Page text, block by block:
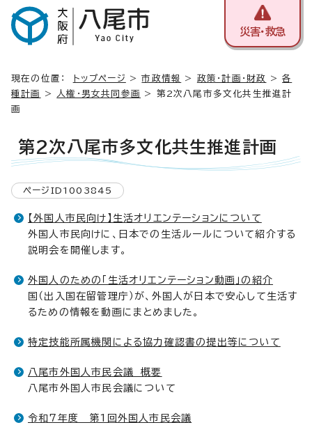
災害・救急
現在の位置： トップページ >市政情報 > 政策・計画・財政 >各
種計画
> 人権・男女共同参画
> 第2次八尾市多文化共生推進計
画
第2次八尾市多文化共生推進計画
ページID1003845
【外国人市民向け】生活オリエンテーションについて
外国人市民向けに、日本での生活ルールについて紹介する
説明会を開催します。
外国人のための「生活オリエンテーション動画」の紹介
国（出入国在留管理庁）が、外国人が日本で安心して生活す
るための情報を動画にまとめました。
特定技能所属機関による協力確認書の提出等について
八尾市外国人市民会議 概要
八尾市外国人市民会議について
令和7年度 第1回外国人市民会議